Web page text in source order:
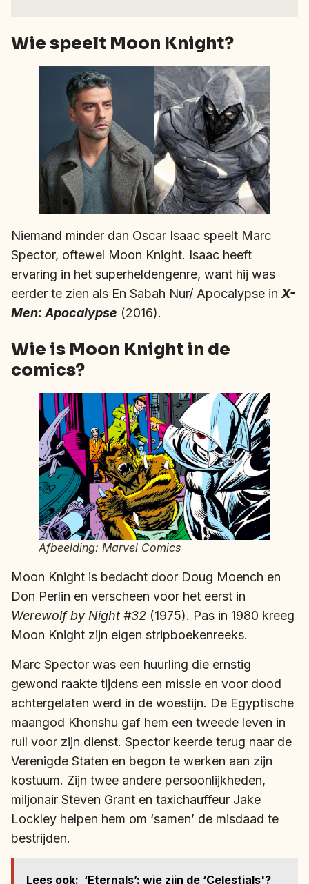
Wie speelt Moon Knight?
Niemand minder dan Oscar Isaac speelt Marc
Spector, oftewel Moon Knight. Isaac heeft
ervaring in het superheldengenre, want hij was
eerder te zien als En Sabah Nur/ Apocalypse in X-
Men: Apocalypse (2016).
Wie is Moon Knight in de
comics?
Afbeelding: Marvel Comics
Moon Knight is bedacht door Doug Moench en
Don Perlin en verscheen voor het eerst in
Werewolf by Night #32 (1975). Pas in 1980 kreeg
Moon Knight zijn eigen stripboekenreeks.
Marc Spector was een huurling die ernstig
gewond raakte tijdens een missie en voor dood
achtergelaten werd in de woestijn. De Egyptische
maangod Khonshu gaf hem een tweede leven in
ruil voor zijn dienst. Spector keerde terug naar de
Verenigde Staten en begon te werken aan zijn
kostuum. Zijn twee andere persoonlijkheden,
miljonair Steven Grant en taxichauffeur Jake
Lockley helpen hem om ‘samen’ de misdaad te
bestrijden.
Lees ook: ‘Eternals’: wie zijn de ‘Celestials'?